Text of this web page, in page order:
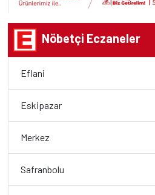
Nöbetçi Eczaneler
Eflani
Eskipazar
Merkez
Safranbolu